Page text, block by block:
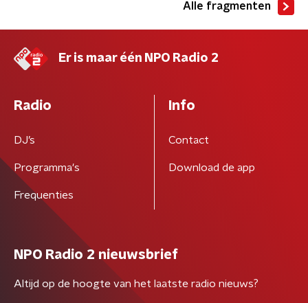
Alle fragmenten
Er is maar één NPO Radio 2
Radio
DJ’s
Programma's
Frequenties
Info
Contact
Download de app
NPO Radio 2 nieuwsbrief
Altijd op de hoogte van het laatste radio nieuws?